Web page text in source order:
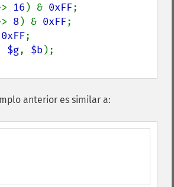
16 ) & 0xFF
8) & 0xFF
0xFF
$g, $b
anterior es similar a: